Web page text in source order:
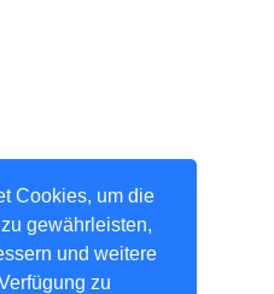
Cookies, um die
gewährleisten,
und weitere
zu